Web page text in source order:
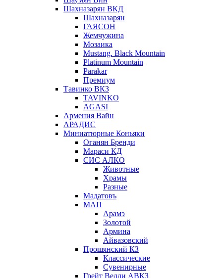
Шахназарян ВКД
Шахназарян
ГАЯСОН
Жемчужина
Мозаика
Mustang. Black Mountain
Platinum Mountain
Parakar
Премиум
Тавинко ВКЗ
TAVINKO
AGASI
Армения Вайн
АРАДИС
Миниатюрные Коньяки
Оганян Бренди
Мараси КД
СИС АЛКО
Животные
Храмы
Разные
Мадатовъ
МАП
Арамэ
Золотой
Армина
Айвазовский
Прошянский КЗ
Классические
Сувенирные
Грейт Велли АВКЗ